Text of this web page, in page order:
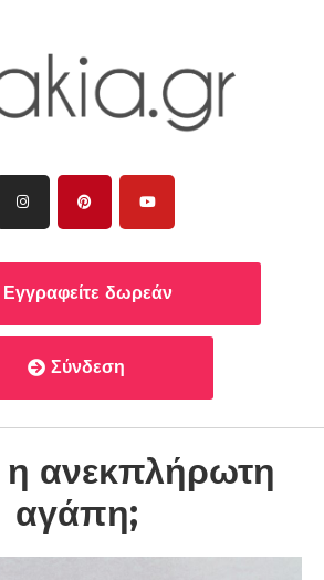
Εγγραφείτε δωρεάν
Σύνδεση
η ανεκπλήρωτη
αγάπη;